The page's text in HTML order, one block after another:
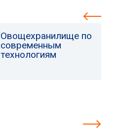
Овощехранилище по
современным
технологиям